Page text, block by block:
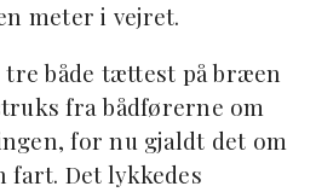
meter i vejret.
tre både tættest på bræen
fra bådførerne om
for nu gjaldt det om
fart. Det lykkedes